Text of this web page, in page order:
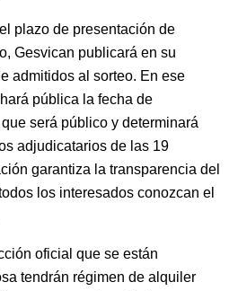
plazo de presentación de
Gesvican publicará en su
admitidos al sorteo. En ese
pública la fecha de
será público y determinará
adjudicatarios de las 19
garantiza la transparencia del
los interesados conozcan el
oficial que se están
tendrán régimen de alquiler